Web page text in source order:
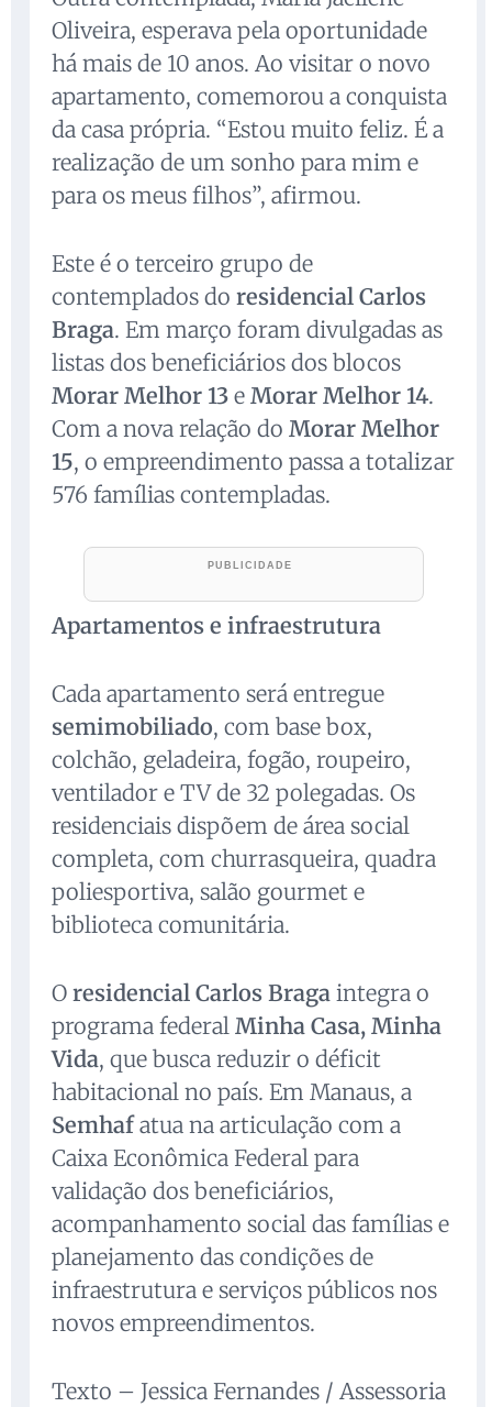
Oliveira, esperava pela oportunidade
há mais de 10 anos. Ao visitar o novo
apartamento, comemorou a conquista
da casa própria. “Estou muito feliz. É a
realização de um sonho para mim e
para os meus filhos”, afirmou.
Este é o terceiro grupo de
contemplados do residencial Carlos
Braga. Em março foram divulgadas as
listas dos beneficiários dos blocos
Morar Melhor 13 e Morar Melhor 14.
Com a nova relação do Morar Melhor
15, o empreendimento passa a totalizar
576 famílias contempladas.
Apartamentos e infraestrutura
Cada apartamento será entregue
semimobiliado, com base box,
colchão, geladeira, fogão, roupeiro,
ventilador e TV de 32 polegadas. Os
residenciais dispõem de área social
completa, com churrasqueira, quadra
poliesportiva, salão gourmet e
biblioteca comunitária.
O residencial Carlos Braga integra o
programa federal Minha Casa, Minha
Vida, que busca reduzir o déficit
habitacional no país. Em Manaus, a
Semhafatua na articulação com a
Caixa Econômica Federal para
validação dos beneficiários,
acompanhamento social das famílias e
planejamento das condições de
infraestrutura e serviços públicos nos
novos empreendimentos.
Texto – Jessica Fernandes / Assessoria